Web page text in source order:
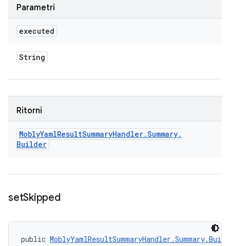
Parametri
executed
String
Ritorni
MoblyYamlResultSummaryHandler.Summary.
Builder
setSkipped
public